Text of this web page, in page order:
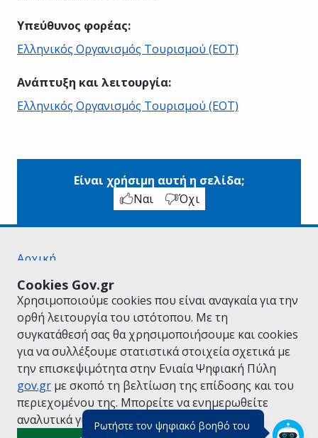
Ρωτήστε τον ψηφιακό βοηθό του
Cookies Gov.gr
Χρησιμοποιούμε cookies που είναι αναγκαία για την
ορθή λειτουργία του ιστότοπου. Με τη
συγκατάθεσή σας θα χρησιμοποιήσουμε και cookies
για να συλλέξουμε στατιστικά στοιχεία σχετικά με
την επισκεψιμότητα στην Ενιαία Ψηφιακή Πύλη
gov.gr με σκοπό τη βελτίωση της επίδοσης και του
περιεχομένου της. Μπορείτε να ενημερωθείτε
αναλυτικά για την Πολιτική Cookies.
Υπεύθυνος φορέας:
Ελληνικός Οργανισμός Τουρισμού (ΕΟΤ)
Ανάπτυξη και λειτουργία:
Ελληνικός Οργανισμός Τουρισμού (ΕΟΤ)
Είναι χρήσιμη αυτή η σελίδα;
Ναι
Όχι
Αρχική
Όροι Χρήσης
Πολιτική Απορρήτου
Δήλωση προσβασιμότητας
Πολιτική cookies
Προτάσεις για το gov.gr
Υλοποίηση από το Υπουργείο Ψηφιακής
Διακυβέρνησης
Ελληνικά |Αγγλικά